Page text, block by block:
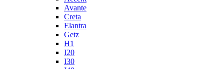
Avante
Creta
Elantra
Getz
H1
I20
I30